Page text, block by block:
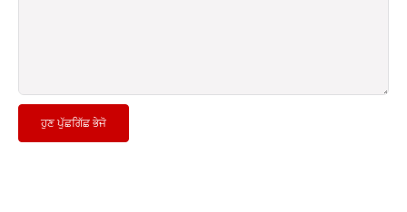
ਹੁਣ ਪੁੱਛਗਿੱਛ ਭੇਜੋ